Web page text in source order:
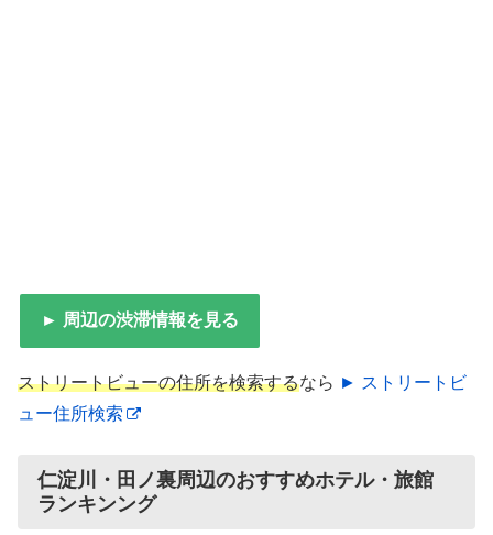
► 周辺の渋滞情報を見る
ストリートビューの住所を検索するなら ► ストリートビ
ュー住所検索
仁淀川・田ノ裏周辺のおすすめホテル・旅館
ランキンング